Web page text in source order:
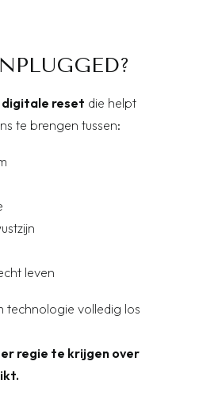
digitale reset die helpt
te brengen tussen:
leven
technologie volledig los
regie te krijgen over